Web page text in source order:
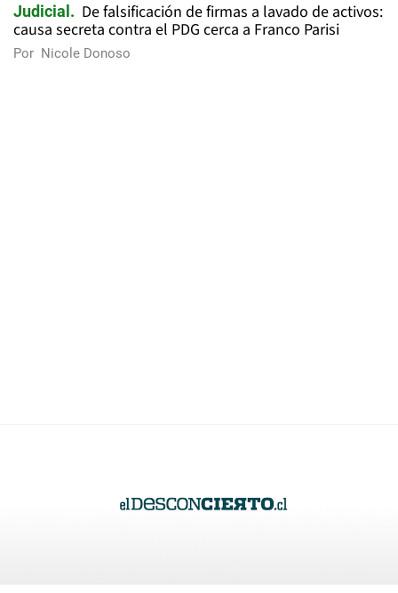
Judicial
De falsificación de firmas a lavado de activos:
causa secreta contra el PDG cerca a Franco Parisi
Por Nicole Donoso